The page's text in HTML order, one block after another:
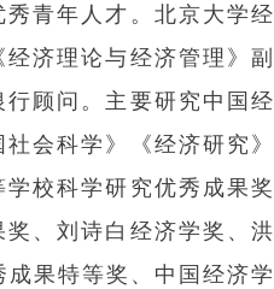
青年人才。北京大学经
济理论与经济管理》副
顾问。主要研究中国经
会科学》《经济研究》
校科学研究优秀成果奖
、刘诗白经济学奖、洪
果特等奖、中国经济学